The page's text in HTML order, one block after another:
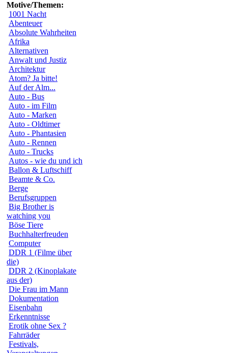
Motive/Themen:
1001 Nacht
Abenteuer
Absolute Wahrheiten
Afrika
Alternativen
Anwalt und Justiz
Architektur
Atom? Ja bitte!
Auf der Alm...
Auto - Bus
Auto - im Film
Auto - Marken
Auto - Oldtimer
Auto - Phantasien
Auto - Rennen
Auto - Trucks
Autos - wie du und ich
Ballon & Luftschiff
Beamte & Co.
Berge
Berufsgruppen
Big Brother is
watching you
Böse Tiere
Buchhalterfreuden
Computer
DDR 1 (Filme über
die)
DDR 2 (Kinoplakate
aus der)
Die Frau im Mann
Dokumentation
Eisenbahn
Erkenntnisse
Erotik ohne Sex ?
Fahrräder
Festivals,